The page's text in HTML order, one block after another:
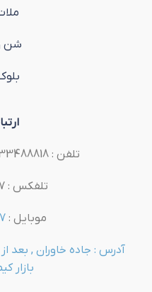
شن
تلفن : 02133488818 – 02133488817
تلفکس : 02133488817
موبایل :
آدرس : جاده خاوران , بعد از
بازار